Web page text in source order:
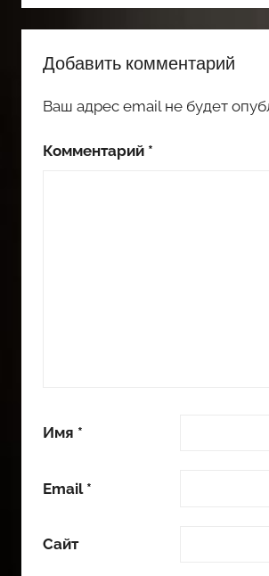
Добавить комментарий
Ваш адрес email не будет
Комментарий *
Имя *
Email *
Сайт